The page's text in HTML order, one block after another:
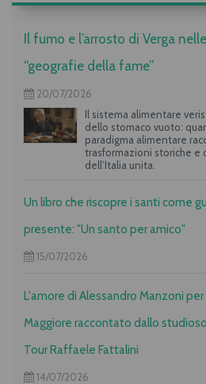
Il fumo e l’arrosto di Verga nelle
“geografie della fame”
20/07/2026
Il sistema alimentare
dello stomaco vuoto:
paradigma alimentare
trasformazioni storiche e
dell’Italia unita.
Un libro che riscopre i santi come
presente: "Un santo per amico"
15/07/2026
L'amore di Alessandro Manzoni per
Maggiore raccontato dallo
Tour Raffaele Fattalini
14/07/2026